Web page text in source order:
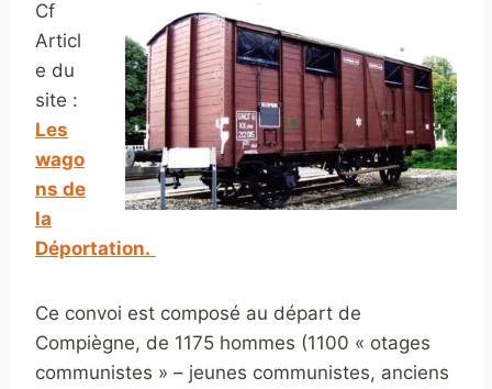
Cf
Articl
e du
site :
Les
wago
ns de
la
Déportation.
Ce convoi est composé au départ de
Compiègne, de 1175 hommes (1100 « otages
communistes » – jeunes communistes, anciens